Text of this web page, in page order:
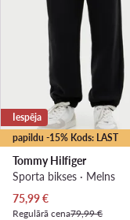
papildu -15% Kods: LAST
Iespēja
Tommy Hilfiger
Sporta bikses · Melns
Pašreizējā cena
75,99€
Regulārā cena79,99 €